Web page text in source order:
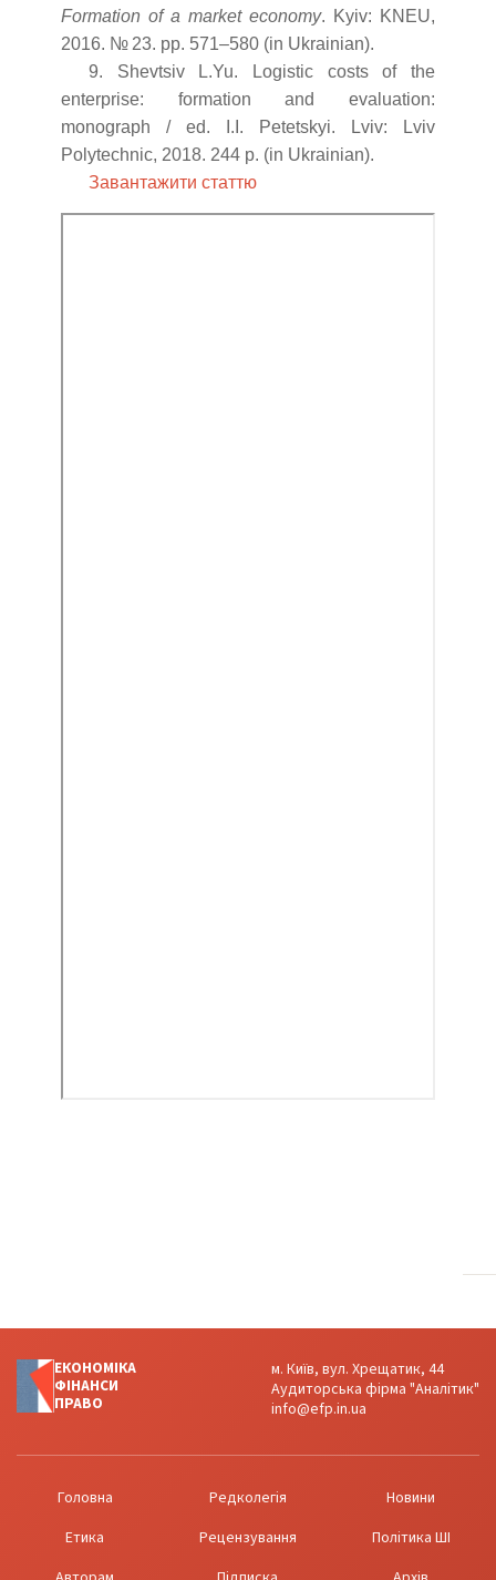
Formation of a market economy. Kyiv: KNEU,
2016. № 23. pp. 571–580 (in Ukrainian).
9. Shevtsiv L.Yu. Logistic costs of the
enterprise: formation and evaluation:
monograph / ed. I.I. Petetskyi. Lviv: Lviv
Polytechnic, 2018. 244 p. (in Ukrainian).
Завантажити статтю
ЕКОНОМІКА
ФІНАНСИ
ПРАВО
м. Київ, вул. Хрещатик, 44
Аудиторська фірма "Аналітик"
info@efp.in.ua
Головна Редколегія
Новини
Етика
Рецензування
Політика ШІ